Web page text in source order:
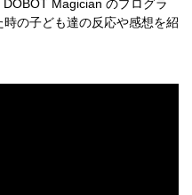
Magician のプログラ
の子ども達の反応や感想を紹